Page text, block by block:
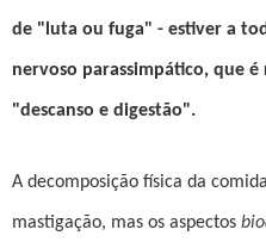
de "luta ou fuga" - estiver a
nervoso parassimpático, que
"descanso e digestão".
A decomposição física da
mastigação, mas os aspectos